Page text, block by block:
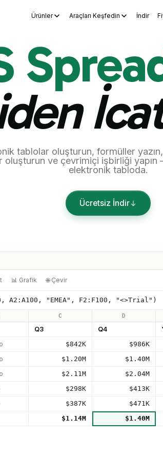
Ürünler Araçları Keşfedin İndir
tablolar oluşturun, formüller
oluşturun ve çevrimiçi işbirliği
elektronik tabloda.
Ücretsiz İndir
📊 Grafik 🌐 Çevir
A2:A100, "EMEA", F2:F100, "<>Trial")
C D
Q3 Q4
$842K $986K
$1.20M $1.40M
$2.11M $2.04M
$298K $413K
$387K $471K
$1.14M $1.40M